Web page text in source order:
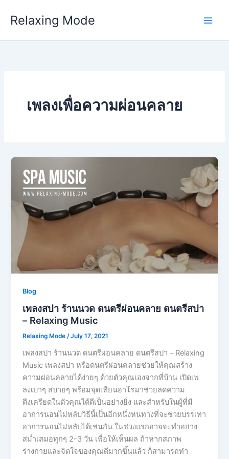
Relaxing Mode
เพลงเพื่อความผ่อนคลาย
Blog
เพลงสปา ร้านนวด ดนตรีผ่อนคลาย ดนตรีสปา
– Relaxing Music
Relaxing Mode/July 17, 2021
เพลงสปา ร้านนวด ดนตรีผ่อนคลาย ดนตรีสปา – Relaxing
Music เพลงสปา หรือดนตรีผ่อนคลายช่วยให้คุณสร้าง
ความผ่อนคลายได้ง่ายๆ ด้วยตัวคุณเองจากที่บ้าน เปิดเพ
ลงเบาๆ สบายๆ พร้อมจุดเทียนอาโรมาช่วยลดความ
ตึงเครียดในตัวคุณได้ดีเป็นอย่างยิ่ง และสำหรับในผู้ที่มี
อาการนอนไม่หลับวิธีนี้เป็นอีกหนึ่งหนทางที่จะช่วยบรรเทา
อาการนอนไม่หลับได้เช่นกัน ในช่วงแรกอาจจะทำอย่าง
สม่ำเสมอทุกๆ 2-3 วัน เพื่อให้เห็นผล ถ้าหากสภาพ
ร่างกายและจิตใจของคุณดีมากขึ้นแล้ว ก็สามารถทำ